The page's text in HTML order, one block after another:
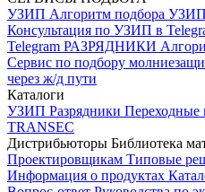
УЗИП Алгоритм подбора УЗИП
Консультация по УЗИП в
Telegram РАЗРЯДНИКИ
Сервис по подбору
через ж/д пути
Каталоги
УЗИП Разрядники
TRANSEC
Дистрибьюторы Библиотека
Проектировщикам Типовые
Информация о продуктах